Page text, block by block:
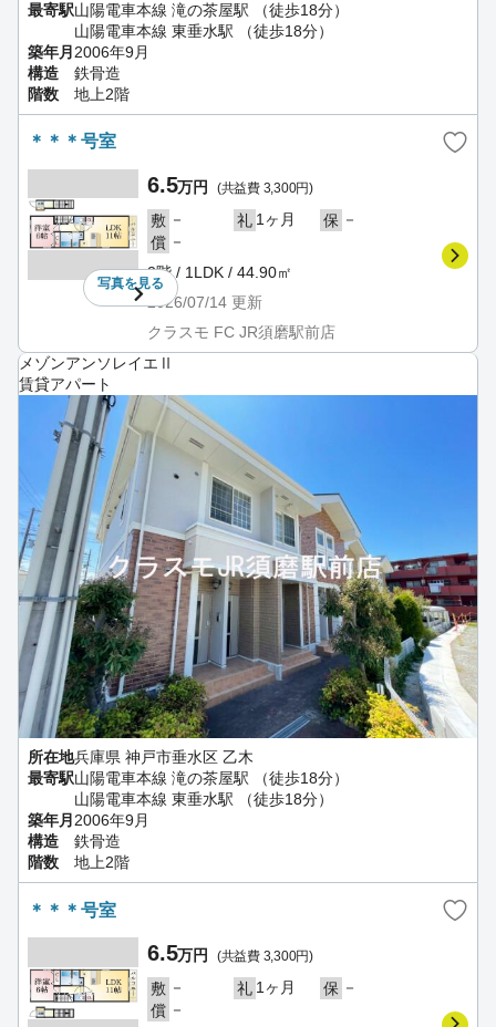
最寄駅山陽電車本線 滝の茶屋駅 （徒歩18分）
山陽電車本線 東垂水駅 （徒歩18分）
築年月 2006年9月
構造
鉄骨造
階数
地上2階
＊＊＊号室
写真を見る
6.5万円 (共益費 3,300円)
敷 － 礼 1ヶ月 保 －
償 －
2階 / 1LDK / 44.90㎡
2026/07/14 更新
クラスモ FC JR須磨駅前店
メゾンアンソレイエⅡ
賃貸アパート
所在地兵庫県 神戸市垂水区 乙木
最寄駅山陽電車本線 滝の茶屋駅 （徒歩18分）
山陽電車本線 東垂水駅 （徒歩18分）
築年月 2006年9月
構造
鉄骨造
階数
地上2階
＊＊＊号室
6.5万円 (共益費 3,300円)
敷 － 礼 1ヶ月 保 －
償 －